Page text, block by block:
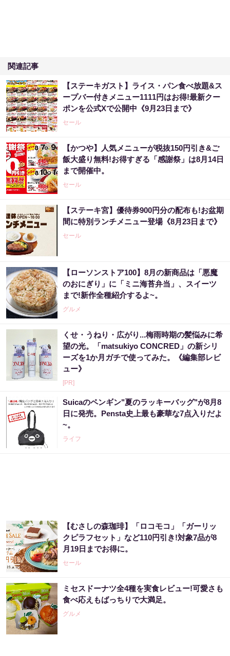
関連記事
【ステーキガスト】ライス・パン食べ放題&ス
ープバー付きメニュー1111円はお得!最新クー
ポンを公式Xで公開中《9月23日まで》
セール
【かつや】人気メニューが税抜150円引き&ご
飯大盛り無料!お得すぎる「感謝祭」は8月14日
まで開催中。
セール
【ステーキ宮】優待券900円分の配布も!お盆期
間に特別ランチメニュー登場《8月23日まで》
セール
【ローソンストア100】8月の新商品は「悪魔
のおにぎり」に「ミニ海苔弁当」、スイーツ
まで!新作全種紹介するよ~。
グルメ
くせ・うねり・広がり...梅雨時期の髪悩みに希
望の光。「matsukiyo CONCRED」の新シリ
ーズを1か月ガチで使ってみた。《編集部レビ
ュー》
[PR]
Suicaのペンギン"夏のラッキーバッグ"が8月8
日に発売。Pensta史上最も豪華な7点入りだよ
~。
ライフ
【むさしの森珈琲】「ロコモコ」「ガーリッ
クピラフセット」など110円引き!対象7品が8
月19日までお得に。
セール
ミセスドーナツ全4種を実食レビュー!可愛さも
食べ応えもばっちりで大満足。
グルメ